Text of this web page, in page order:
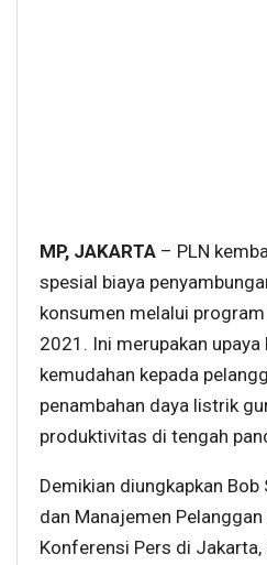
MP, JAKARTA – PLN
spesial biaya
konsumen melalui
2021. Ini merupakan upaya
kemudahan kepada
penambahan daya listrik
produktivitas di tengah
Demikian diungkapkan Bob
dan Manajemen
Konferensi Pers di